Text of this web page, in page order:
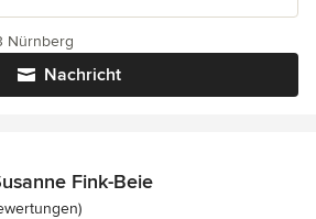
Nachricht
Nürnberg
Fink-Beie
5 von 5 Sternen